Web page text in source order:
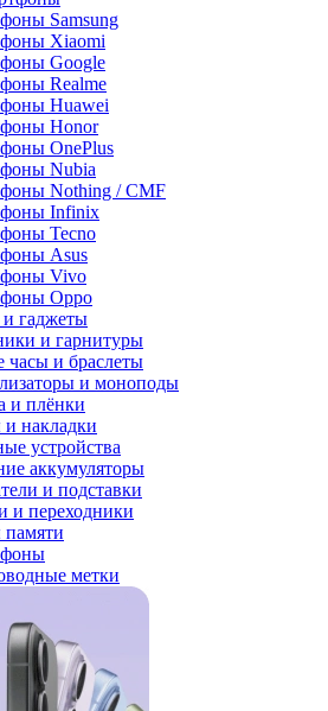
Samsung
Xiaomi
Google
Realme
Huawei
Honor
OnePlus
Nubia
Nothing / CMF
Infinix
Tecno
Asus
Vivo
Oppo
и гаджеты
и гарнитуры
и браслеты
и моноподы
и плёнки
накладки
устройства
аккумуляторы
и подставки
и переходники
метки